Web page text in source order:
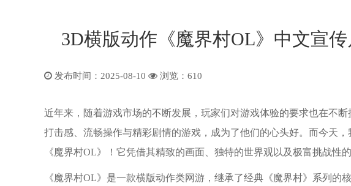
3D横版动作《魔界村OL》中文宣
发布时间：2025-08-10 浏览： 610
近年来，随着游戏市场的不断发展，玩家们对游戏体验的要求也在不
打击感、流畅操作与精彩剧情的游戏，成为了他们的心头好。而今天
《魔界村OL》！它凭借其精致的画面、独特的世界观以及极富挑战性
《魔界村OL》是一款横版动作类网游，继承了经典《魔界村》系列的